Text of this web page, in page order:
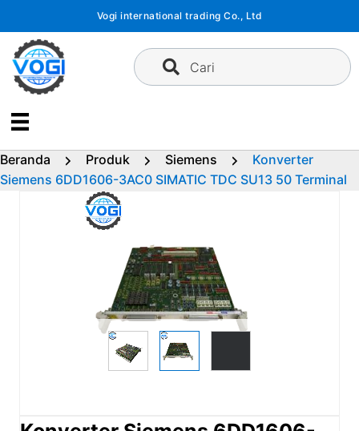
konten
Vogi international trading Co., Ltd
Cari
Beranda Produk Siemens
Konverter
Siemens 6DD1606-3AC0 SIMATIC TDC SU13 50 Terminal